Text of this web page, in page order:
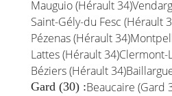
Mauguio (Hérault 34)
Saint-Gély-du Fesc (Hérault
Pézenas (Hérault 34)
Lattes (Hérault 34)Clermont-
Béziers (Hérault 34)
Gard (30) :Beaucaire (Gard